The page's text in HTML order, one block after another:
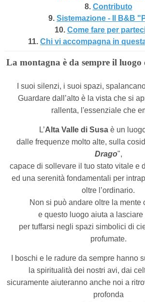
8. Contributo
9. Sistemazione - Il B&B
10. Come fare per
11. Chi vi accompagna in
La montagna è da sempre il
I suoi silenzi, i suoi spazi,
Guardare dall’alto è la vista che si
rallenta, l'essenziale che
L’Alta Valle di Susa è un
dalle frequenze molto alte, sulla
Drago",
capace di sollevare il tuo stato vitale e
ed una serenità fondamentali per
oltre l’ordinario.
Non si può andare oltre la mente
e questo luogo aiuta a
per tuffarsi negli spazi simbolici di
profumate.
I boschi e le radure da sempre hanno
la spiritualità dei nostri avi, dai
sicuramente aiuteranno anche noi a
profonda